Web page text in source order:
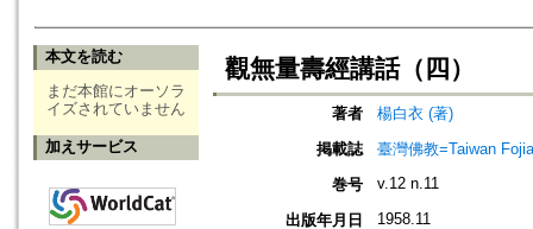
本文を読む
まだ本館にオーソラ
イズされていません
加えサービス
觀無量壽經講話（四）
著者
楊白衣 (著)
掲載誌
臺灣佛教=Taiwan
巻号
v.12 n.11
出版年月日 1958.11